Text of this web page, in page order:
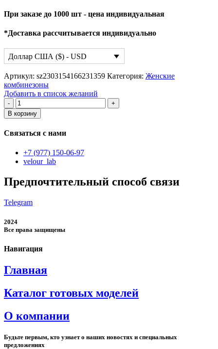
При заказе до 1000 шт - цена индивидуальная
*Доставка рассчитывается индивидуально
Доллар США ($) - USD
Артикул: sz2303154166231359 Категория: Женские
комбинезоны
Добавить в список желаний
Количество
товара
женский
В корзину
Связаться с нами
+7 (977) 150-06-97
velour_lab
Предпочтительный способ связи
Telegram
2024
Все права защищены
Навигация
Главная
Каталог готовых моделей
О компании
Будьте первым, кто узнает о наших новостях и специальных
предложениях